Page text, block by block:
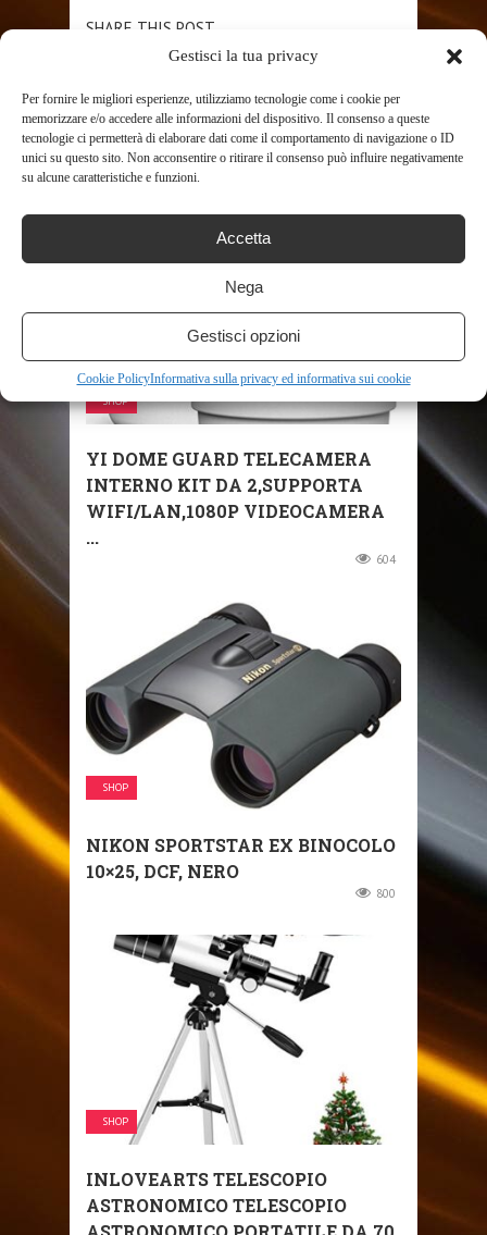
Gestisci la tua privacy
Per fornire le migliori esperienze, utilizziamo tecnologie come i cookie per
memorizzare e/o accedere alle informazioni del dispositivo. Il consenso a queste
tecnologie ci permetterà di elaborare dati come il comportamento di navigazione o ID
unici su questo sito. Non acconsentire o ritirare il consenso può influire negativamente
su alcune caratteristiche e funzioni.
Accetta
Nega
Gestisci opzioni
Cookie PolicyInformativa sulla privacy ed informativa sui cookie
SHARE THIS POST
SHOP
YI DOME GUARD TELECAMERA
INTERNO KIT DA 2,SUPPORTA
WIFI/LAN,1080P VIDEOCAMERA
...
604
SHOP
NIKON SPORTSTAR EX BINOCOLO
10×25, DCF, NERO
800
SHOP
INLOVEARTS TELESCOPIO
ASTRONOMICO TELESCOPIO